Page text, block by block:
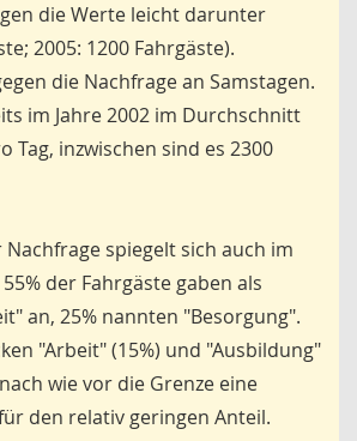
die Werte leicht darunter
2005: 1200 Fahrgäste).
die Nachfrage an Samstagen.
im Jahre 2002 im Durchschnitt
Tag, inzwischen sind es 2300
spiegelt sich auch im
der Fahrgäste gaben als
an, 25% nannten "Besorgung".
"Arbeit" (15%) und "Ausbildung"
wie vor die Grenze eine
den relativ geringen Anteil.